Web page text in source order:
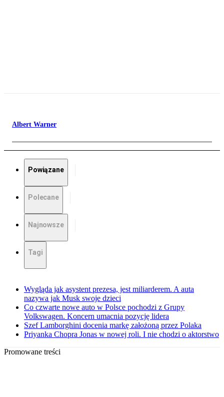
Albert Warner
Powiązane
Polecane
Najnowsze
Tagi
Wygląda jak asystent prezesa, jest miliarderem. A auta
nazywa jak Musk swoje dzieci
Co czwarte nowe auto w Polsce pochodzi z Grupy
Volkswagen. Koncern umacnia pozycję lidera
Szef Lamborghini docenia markę założoną przez Polaka
Priyanka Chopra Jonas w nowej roli. I nie chodzi o aktorstwo
Promowane treści